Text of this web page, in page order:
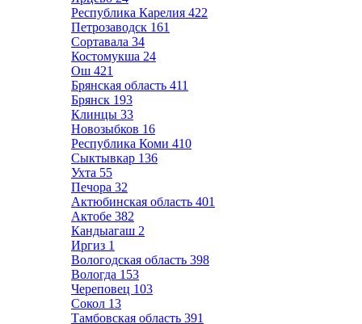
Республика Карелия 422
Петрозаводск 161
Сортавала 34
Костомукша 24
Ош 421
Брянская область 411
Брянск 193
Клинцы 33
Новозыбков 16
Республика Коми 410
Сыктывкар 136
Ухта 55
Печора 32
Актюбинская область 401
Актобе 382
Кандыагаш 2
Иргиз 1
Вологодская область 398
Вологда 153
Череповец 103
Сокол 13
Тамбовская область 391